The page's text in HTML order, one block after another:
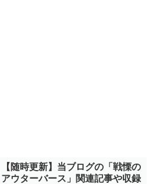
【随時更新】当ブログの「戦慄の
アウターバース」関連記事や収録